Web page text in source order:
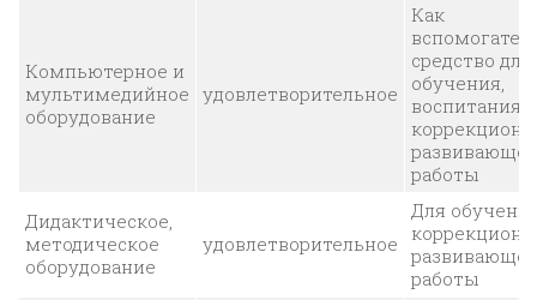
Компьютерное и
мультимедийное
оборудование
удовлетворительное
Как
средство для
обучения,
воспитания и
работы
Дидактическое,
методическое
оборудование
удовлетворительное
Для
работы